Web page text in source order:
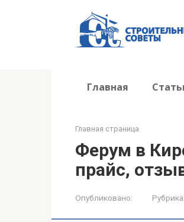
Главная
Главная страница
Ферум в
прайс,
Опубликовано: Рубрика: